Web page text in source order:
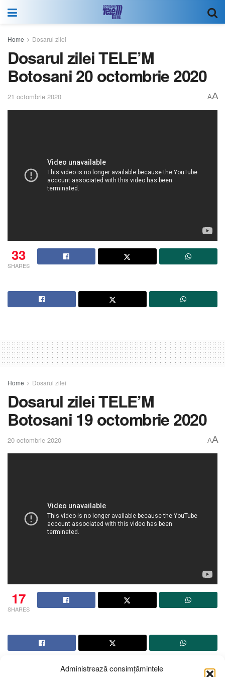
Administrează consimțămintele
Home Dosarul zilei
Dosarul zilei TELE’M
Botosani 20 octombrie 2020
21 octombrie 2020 AA
33
SHARES
Home Dosarul zilei
Dosarul zilei TELE’M
Botosani 19 octombrie 2020
20 octombrie 2020 AA
17
SHARES